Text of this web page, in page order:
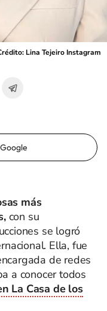
Lina Tejeiro Instagram
más
con su
se logró
Ella, fue
de redes
a conocer todos
La Casa de los